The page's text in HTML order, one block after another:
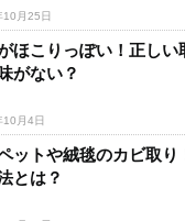
月25日
ほこりっぽい！正しい
がない？
月4日
ットや絨毯のカビ取
とは？